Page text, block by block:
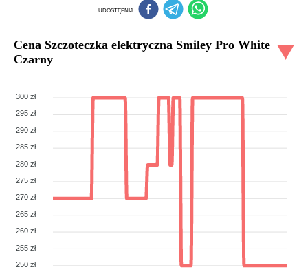
UDOSTĘPNIJ
Cena Szczoteczka elektryczna Smiley Pro White
Czarny
300 zł
295 zł
290 zł
285 zł
280 zł
275 zł
270 zł
265 zł
260 zł
255 zł
250 zł